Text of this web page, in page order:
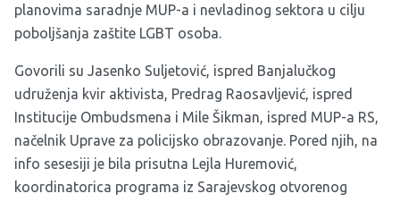
planovima saradnje MUP-a i nevladinog sektora u cilju
poboljšanja zaštite LGBT osoba.
Govorili su Jasenko Suljetović, ispred Banjalučkog
udruženja kvir aktivista, Predrag Raosavljević, ispred
Institucije Ombudsmena i Mile Šikman, ispred MUP-a RS,
načelnik Uprave za policijsko obrazovanje. Pored njih, na
info sesesiji je bila prisutna Lejla Huremović,
koordinatorica programa iz Sarajevskog otvorenog